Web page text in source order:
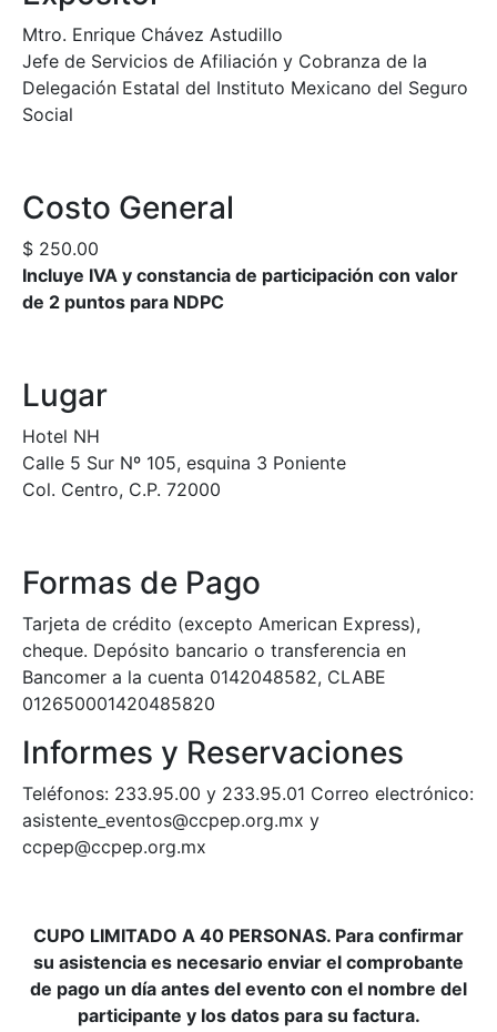
Mtro. Enrique Chávez Astudillo
Jefe de Servicios de Afiliación y Cobranza de la
Delegación Estatal del Instituto Mexicano del Seguro
Social
Costo General
$ 250.00
Incluye IVA y constancia de participación con valor
de 2 puntos para NDPC
Lugar
Hotel NH
Calle 5 Sur Nº 105, esquina 3 Poniente
Col. Centro, C.P. 72000
Formas de Pago
Tarjeta de crédito (excepto American Express),
cheque. Depósito bancario o transferencia en
Bancomer a la cuenta 0142048582, CLABE
012650001420485820
Informes y Reservaciones
Teléfonos: 233.95.00 y 233.95.01 Correo electrónico:
asistente_eventos@ccpep.org.mx y
ccpep@ccpep.org.mx
CUPO LIMITADO A 40 PERSONAS. Para confirmar
su asistencia es necesario enviar el comprobante
de pago un día antes del evento con el nombre del
participante y los datos para su factura.